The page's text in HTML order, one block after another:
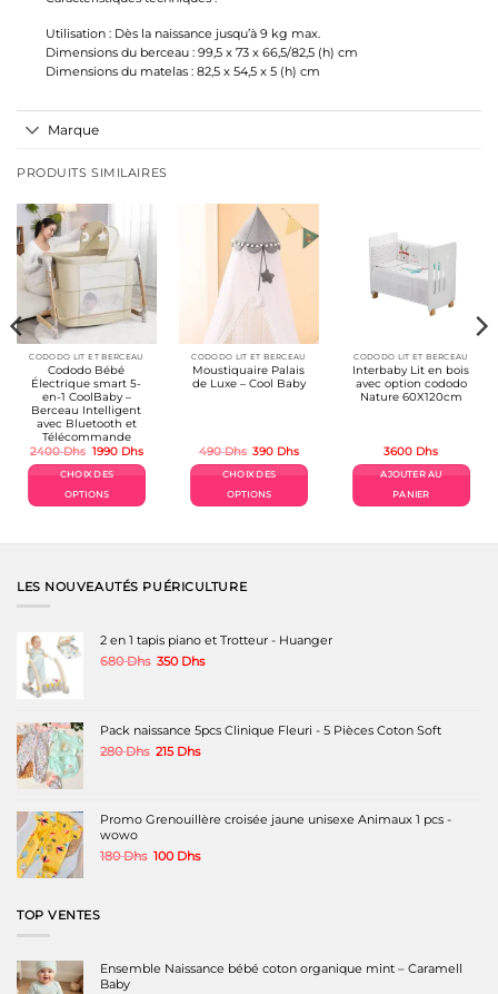
Utilisation : Dès la naissance jusqu’à 9 kg max.
Dimensions du berceau : 99,5 x 73 x 66,5/82,5 (h) cm
Dimensions du matelas : 82,5 x 54,5 x 5 (h) cm
Marque
PRODUITS SIMILAIRES
CODODO LIT ET BERCEAU
Cododo Bébé
Électrique smart 5-
en-1 CoolBaby –
Berceau Intelligent
avec Bluetooth et
Télécommande
2400Dhs Le
initial
était :
2400 Dhs.
1990 DhsLe
actuel
CHOIX DES
OPTIONS
a
variations.
être
choisies
produit
CODODO LIT ET BERCEAU
Moustiquaire Palais
de Luxe – Cool Baby
490Dhs Le
initial
était :
490 Dhs.
390 DhsLe
actuel
CHOIX DES
OPTIONS
a
être
du
CODODO LIT ET BERCEAU
Interbaby Lit en bois
avec option cododo
Nature 60X120cm
3600 Dhs
AJOUTER AU
PANIER
LES NOUVEAUTÉS PUÉRICULTURE
2 en 1 tapis piano et Trotteur - Huanger
680Dhs Le
350 DhsLe
350 Dhs.
Pack naissance 5pcs Clinique Fleuri - 5 Pièces Coton Soft
280Dhs Le
280 Dhs.
215 DhsLe
215 Dhs.
Promo Grenouillère croisée jaune unisexe Animaux 1 pcs -
wowo
180Dhs Le
100 DhsLe
TOP VENTES
Ensemble Naissance bébé coton organique mint – Caramell
Baby